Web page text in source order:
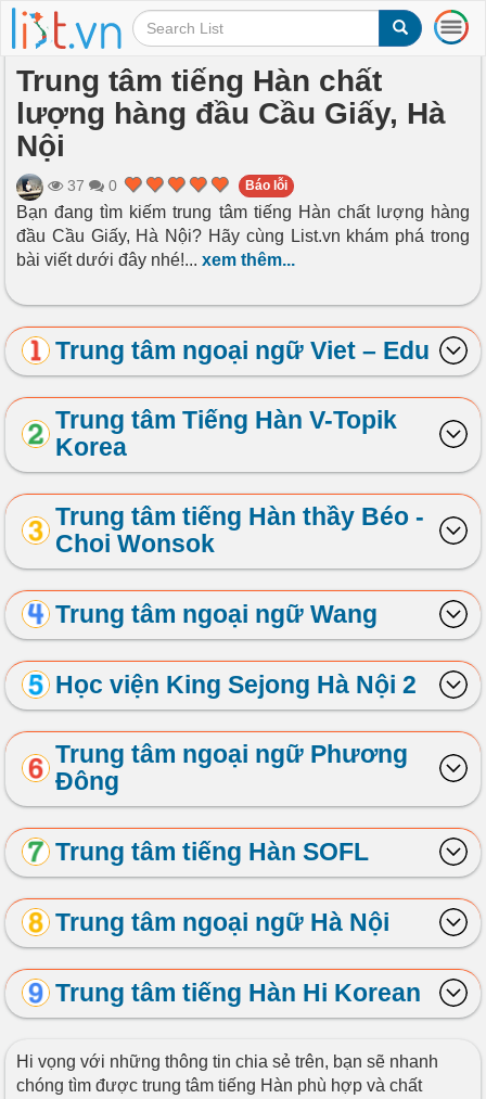
T
o
l
e
i
g
i
o
n
Trung tâm tiếng Hàn chất
lượng hàng đầu Cầu Giấy, Hà
Nội
37 0 Báo lỗi
Bạn đang tìm kiếm trung tâm tiếng Hàn chất lượng hàng
đầu Cầu Giấy, Hà Nội? Hãy cùng List.vn khám phá trong
bài viết dưới đây nhé!... xem thêm...
Trung tâm ngoại ngữ Viet – Edu
Trung tâm Tiếng Hàn V-Topik
Korea
Trung tâm tiếng Hàn thầy Béo -
Choi Wonsok
Trung tâm ngoại ngữ Wang
Học viện King Sejong Hà Nội 2
Trung tâm ngoại ngữ Phương
Đông
Trung tâm tiếng Hàn SOFL
Trung tâm ngoại ngữ Hà Nội
Trung tâm tiếng Hàn Hi Korean
Hi vọng với những thông tin chia sẻ trên, bạn sẽ nhanh
chóng tìm được trung tâm tiếng Hàn phù hợp và chất